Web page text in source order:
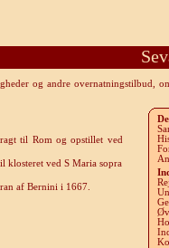
og andre overnatningstilbud,
til Rom og opstillet ved
klosteret ved S Maria sopra
af Bernini i 1667.